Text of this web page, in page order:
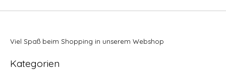
Viel Spaß beim Shopping in unserem Webshop
Kategorien